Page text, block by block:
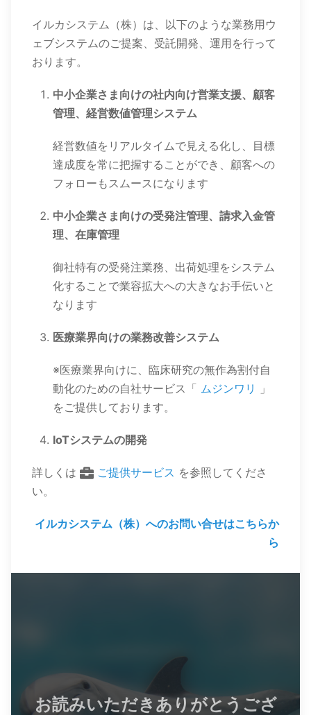
イルカシステム（株）は、以下のような業務用ウ
ェブシステムのご提案、受託開発、運用を行って
おります。
中小企業さま向けの社内向け営業支援、顧客
管理、経営数値管理システム
経営数値をリアルタイムで見える化し、目標
達成度を常に把握することができ、顧客への
フォローもスムースになります
中小企業さま向けの受発注管理、請求入金管
理、在庫管理
御社特有の受発注業務、出荷処理をシステム
化することで業容拡大への大きなお手伝いと
なります
医療業界向けの業務改善システム
※医療業界向けに、臨床研究の無作為割付自
動化のための自社サービス「 ムジンワリ
」
をご提供しております。
IoTシステムの開発
詳しくは ご提供サービス を参照してくださ
い。
イルカシステム（株）へのお問い合せはこちらか
ら
お読みいただきありがとうござ